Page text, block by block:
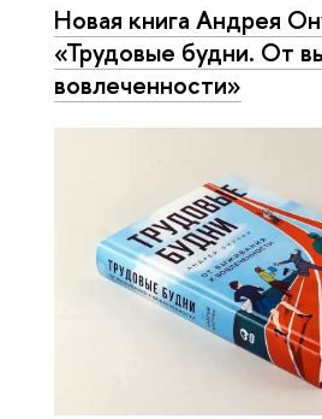
Новая книга Андрея
«Трудовые будни. От
вовлеченности»